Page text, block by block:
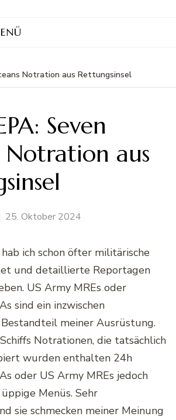
Notration aus Rettungsinsel
Seven
Notration aus
25. Oktober 2024
ich schon öfter militärische
und detaillierte Reportagen
US Army MREs oder
sind ein inzwischen
meiner Ausrüstung.
Notrationen, die tatsächlich
wurden enthalten 24h
oder US Army MREs jedoch
Menüs. Sehr
sie schmecken meiner Meinung